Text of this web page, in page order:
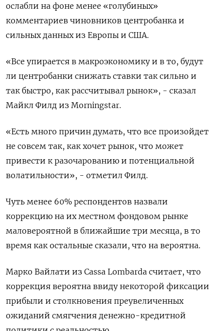
ослабли на фоне менее «голубиных»
комментариев чиновников центробанка и
сильных данных из Европы и США.
«Все упирается в макроэкономику и в то, будут
ли центробанки снижать ставки так сильно и
так быстро, как рассчитывал рынок», - сказал
Майкл Филд из Morningstar.
«Есть много причин думать, что все произойдет
не совсем так, как хочет рынок, что может
привести к разочарованию и потенциальной
волатильности», - отметил Филд.
Чуть менее 60% респондентов назвали
коррекцию на их местном фондовом рынке
маловероятной в ближайшие три месяца, в то
время как остальные сказали, что на вероятна.
Марко Вайлати из Cassa Lombarda считает, что
коррекция вероятна ввиду некоторой фиксации
прибыли и столкновения преувеличенных
ожиданий смягчения денежно-кредитной